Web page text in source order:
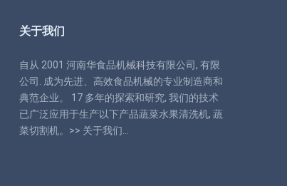
关于我们
自从 2001 河南华食品机械科技有限公司, 有限
公司. 成为先进、高效食品机械的专业制造商和
典范企业。 17 多年的探索和研究, 我们的技术
已广泛应用于生产以下产品蔬菜水果清洗机, 蔬
菜切割机。>> 关于我们